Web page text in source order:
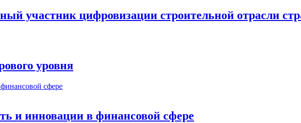
участник цифровизации строительной отрасли
уровня
и инновации в финансовой сфере